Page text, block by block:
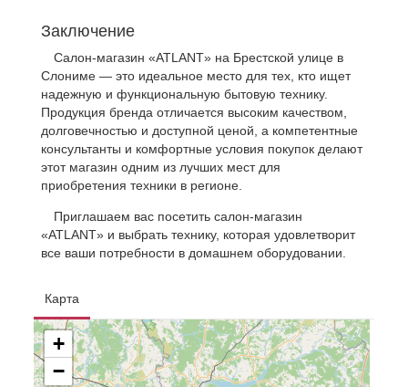
Заключение
Салон-магазин «ATLANT» на Брестской улице в
Слониме — это идеальное место для тех, кто ищет
надежную и функциональную бытовую технику.
Продукция бренда отличается высоким качеством,
долговечностью и доступной ценой, а компетентные
консультанты и комфортные условия покупок делают
этот магазин одним из лучших мест для
приобретения техники в регионе.
Приглашаем вас посетить салон-магазин
«ATLANT» и выбрать технику, которая удовлетворит
все ваши потребности в домашнем оборудовании.
Карта
+
−